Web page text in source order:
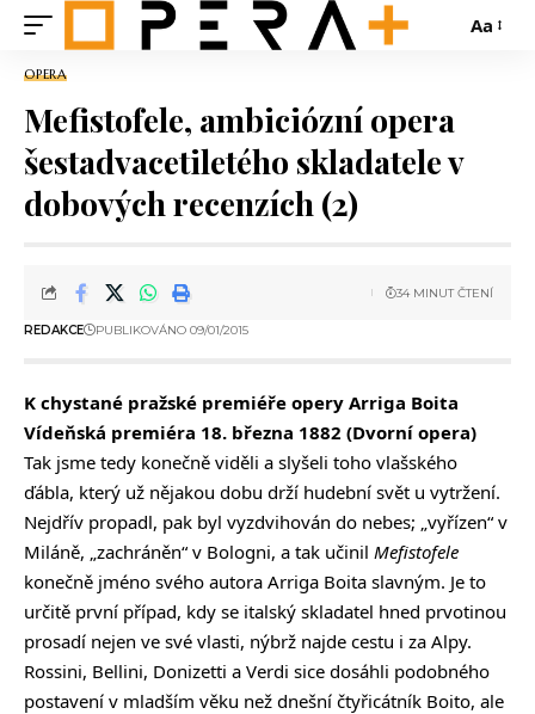
Aa
OPERA
Mefistofele, ambiciózní opera
šestadvacetiletého skladatele v
dobových recenzích (2)
REDAKCE PUBLIKOVÁNO 09/01/2015
34 MINUT ČTENÍ
K chystané pražské premiéře opery Arriga Boita
Vídeňská premiéra 18. března 1882 (Dvorní opera)
Tak jsme tedy konečně viděli a slyšeli toho vlašského
ďábla, který už nějakou dobu drží hudební svět u vytržení.
Nejdřív propadl, pak byl vyzdvihován do nebes; „vyřízen“ v
Miláně, „zachráněn“ v Bologni, a tak učinil Mefistofele
konečně jméno svého autora Arriga Boita slavným. Je to
určitě první případ, kdy se italský skladatel hned prvotinou
prosadí nejen ve své vlasti, nýbrž najde cestu i za Alpy.
Rossini, Bellini, Donizetti a Verdi sice dosáhli podobného
postavení v mladším věku než dnešní čtyřicátník Boito, ale